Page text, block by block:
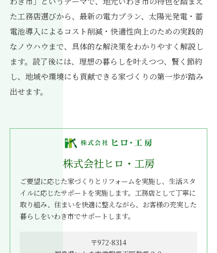
た工務店選びから、最新の電力プラン、太陽光発電・蓄
電池導入によるコスト削減・快適性向上のための実践的
なノウハウまで、具体的な解決策をわかりやすく解説し
ます。読了後には、理想の暮らしを叶えつつ、賢く節約
し、地域や環境にも貢献できる家づくりの第一歩が踏み
出せます。
株式会社ヒロ・工房
ご要望に応じた家づくりとリフォームを実施し、生活スタ
イルに応じたサポートを実施します。工務店として丁寧に
取り組み、住まいを快適に整えながら、お客様の充実した
暮らしをいわき市でサポートします。
〒972-8314